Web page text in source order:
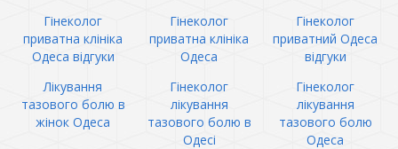
Гінеколог
приватна клініка
Одеса відгуки
Гінеколог
приватна клініка
Одеса
Гінеколог
приватний Одеса
відгуки
Лікування
тазового болю в
жінок Одеса
Гінеколог
лікування
тазового болю в
Одесі
Гінеколог
лікування
тазового болю
Одеса